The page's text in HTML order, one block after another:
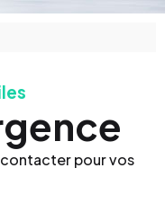
contacter pour vos